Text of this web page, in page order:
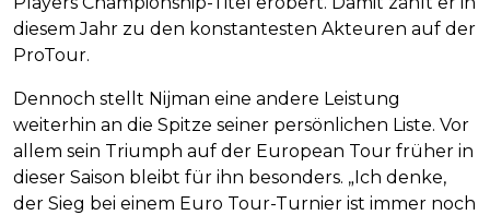
diesem Jahr zu den konstantesten Akteuren auf der
ProTour.
Dennoch stellt Nijman eine andere Leistung
weiterhin an die Spitze seiner persönlichen Liste. Vor
allem sein Triumph auf der European Tour früher in
dieser Saison bleibt für ihn besonders. „Ich denke,
der Sieg bei einem Euro Tour-Turnier ist immer noch